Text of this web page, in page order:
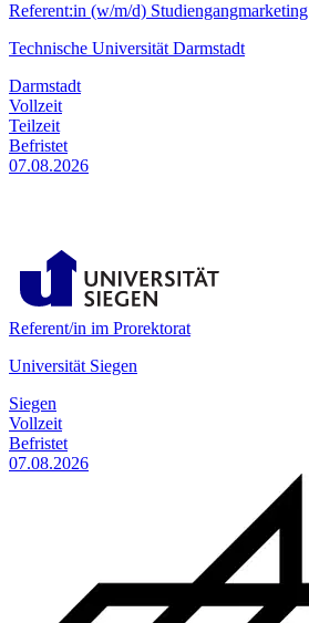
Referent:in (w/m/d) Studiengangmarketing
Technische Universität Darmstadt
Darmstadt
Vollzeit
Teilzeit
Befristet
07.08.2026
Referent/in im Prorektorat
Universität Siegen
Siegen
Vollzeit
Befristet
07.08.2026